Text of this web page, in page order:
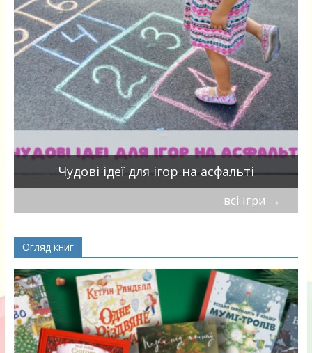
Чудові ідеї для ігор на асфальті
всі ігри →
Огляд книг